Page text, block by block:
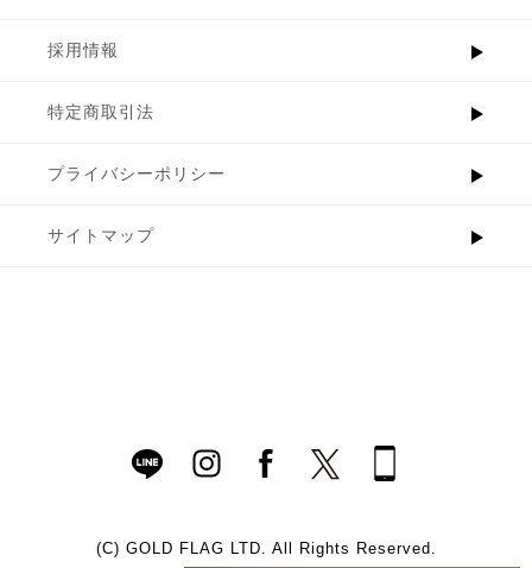
採用情報
特定商取引法
プライバシーポリシー
サイトマップ
(C) GOLD FLAG LTD. All Rights Reserved.